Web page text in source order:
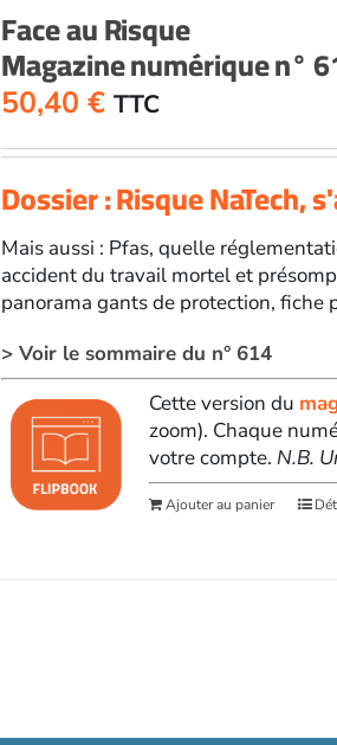
Face au Risque
Magazine numérique n°
50,40€ TTC
Dossier : Risque
Mais aussi : Pfas, quelle
accident du travail mortel et
panorama gants de protection, fiche
> Voir le sommaire du n° 614
Cette version du
zoom). Chaque
votre compte. N.B.
Ajouter au panier